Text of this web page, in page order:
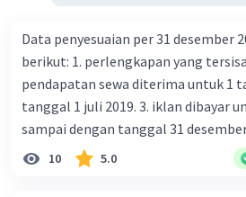
Data penyesuaian per 31 desember
berikut: 1. perlengkapan yang tersisa Rp500.000,00 2.
pendapatan sewa diterima untuk 1
tanggal 1 juli 2019. 3. iklan dibayar untuk 10 kali terbit, dan
sampai dengan tanggal 31
terbit. 4. gaji terutang untuk
Rp800.000,00 dari data di atas,
10 5.0